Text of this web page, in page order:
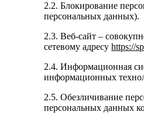
2.2. Блокирование
персональных данных).
2.3. Веб-сайт –
сетевому адресуhttps://
2.4. Информационная
информационных
2.5. Обезличивание
персональных данных